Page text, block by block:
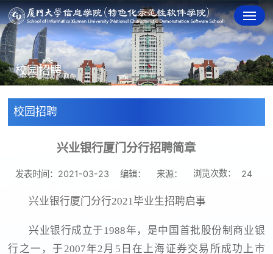
校园招聘
校园招聘
兴业银行厦门分行招聘简章
发表时间：2021-03-23 编辑： 来源： 浏览次数： 24
兴业银行厦门分行2021毕业生招聘启事
兴业银行成立于1988年，是中国首批股份制商业银
行之一，于2007年2月5日在上海证券交易所成功上市